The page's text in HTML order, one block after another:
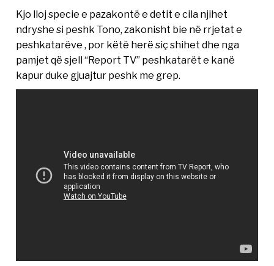
Kjo lloj specie e pazakontë e detit e cila njihet
ndryshe si peshk Tono, zakonisht bie në rrjetat e
peshkatarëve , por këtë herë siç shihet dhe nga
pamjet që sjell “Report TV” peshkatarët e kanë
kapur duke gjuajtur peshk me grep.